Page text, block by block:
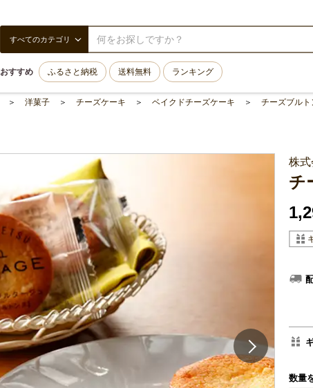
すべてのカテゴリ
おすすめ ふるさと納税 送料無料 ランキング
洋菓子 チーズケーキ ベイクドチーズケーキ チーズブルト
株
チ
数量